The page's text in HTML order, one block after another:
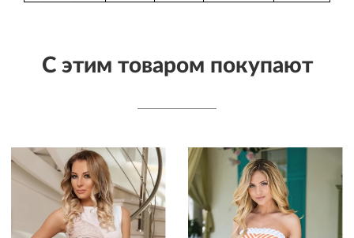
С этим товаром покупают